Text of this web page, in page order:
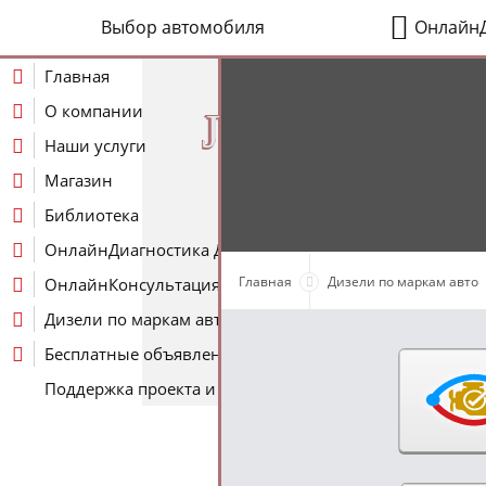
Выбор автомобиля
J
Главная
О компании
Наши услуги
Магазин
Библиотека
ОнлайнДиагностика Дизеля
ОнлайнКонсультация по Дизелю
Дизели по маркам авто
Бесплатные объявления
Поддержка проекта и оплата услуг
Главная Дизели по маркам авто